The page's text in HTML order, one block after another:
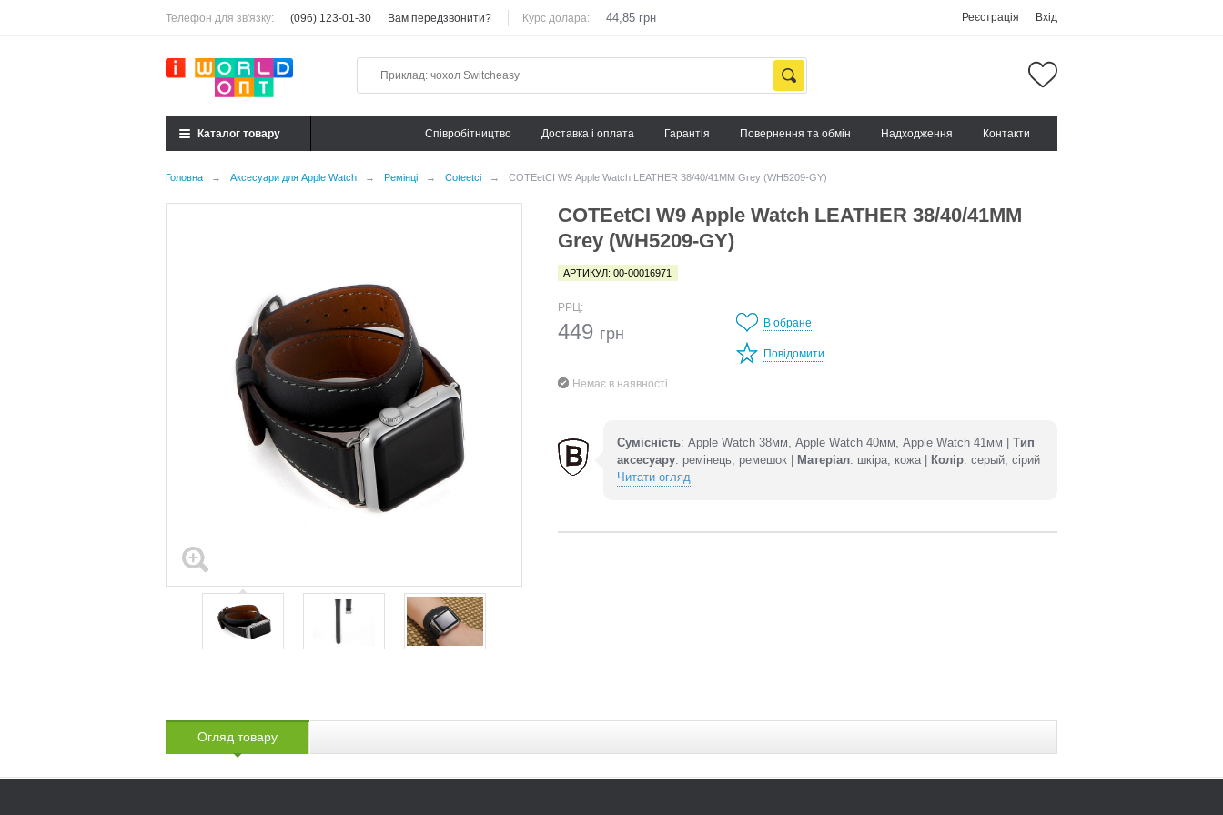
Каталог товару Cпівробітництво Доставка і оплата Гарантія Повернення та обмін Надходження Контакти
Телефон для зв'язку: (096) 123-01-30 Вам передзвонити? Курс долара: 44,85 грн Реєстрація Вхід
Головна → Аксесуари для Apple Watch → Ремінці → Coteetci → COTEetCI W9 Apple Watch LEATHER 38/40/41MM Grey (WH5209-GY)
COTEetCI W9 Apple Watch LEATHER 38/40/41MM
Grey (WH5209-GY)
АРТИКУЛ: 00-00016971
РРЦ:
449 грн
Немає в наявності
В обране
Повідомити
Сумісність: Apple Watch 38мм, Apple Watch 40мм, Apple Watch 41мм |Тип
аксесуару: ремінець, ремешок | Матеріал: шкіра, кожа | Колір: серый, сірий
Читати огляд
Огляд товару